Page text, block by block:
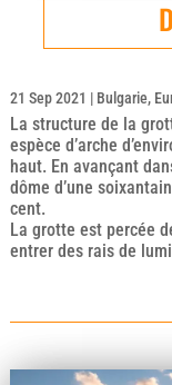
21 Sep 2021 | Bulgarie,
La structure de la
espèce d’arche
haut. En avançant
dôme d’une
cent.
La grotte est percée
entrer des rais de